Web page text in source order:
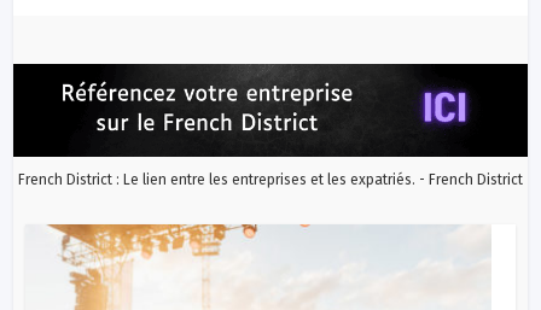
French District : Le lien entre les entreprises et les expatriés. - French District